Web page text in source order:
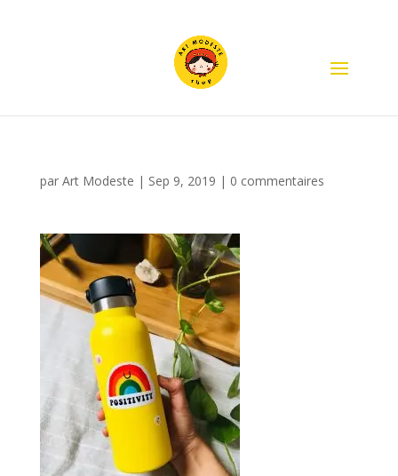
par Art Modeste | Sep 9, 2019 | 0 commentaires